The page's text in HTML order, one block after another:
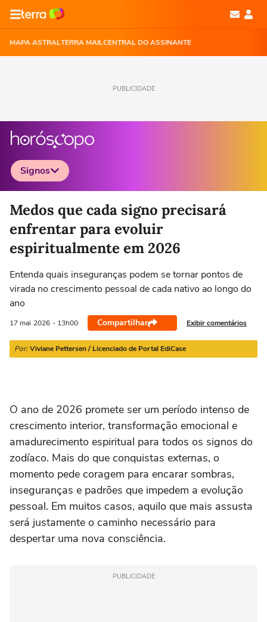
MAPA ASTRALTERRA MAILCENTRAL DO ASSINANTE
PUBLICIDADE
Signos
Selecione o signo para ver as notícias
Áries
21/03 a 20/04
Touro Gêmeos
21/05 a 20/06 21/06 a 21/07
Medos que cada signo precisará
enfrentar para evoluir
espiritualmente em 2026
Entenda quais inseguranças podem se tornar pontos de
virada no crescimento pessoal de cada nativo ao longo do
ano
17 mai 2026 - 13h00 Compartilhar Exibir comentários
Por: Viviane Pettersen / Licenciado de Portal EdiCase
O ano de 2026 promete ser um período intenso de
crescimento interior, transformação emocional e
amadurecimento espiritual para todos os signos do
zodíaco. Mais do que conquistas externas, o
momento pede coragem para encarar sombras,
inseguranças e padrões que impedem a evolução
pessoal. Em muitos casos, aquilo que mais assusta
será justamente o caminho necessário para
despertar uma nova consciência.
PUBLICIDADE